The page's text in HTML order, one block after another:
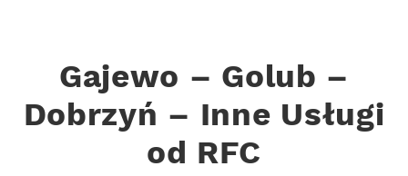
Gajewo – Golub –
Dobrzyń – Inne Usługi
od RFC